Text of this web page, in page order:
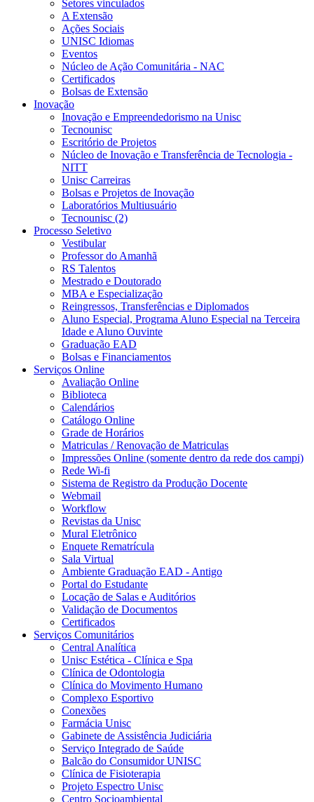
Setores vinculados
A Extensão
Ações Sociais
UNISC Idiomas
Eventos
Núcleo de Ação Comunitária - NAC
Certificados
Bolsas de Extensão
Inovação
Inovação e Empreendedorismo na Unisc
Tecnounisc
Escritório de Projetos
Núcleo de Inovação e Transferência de Tecnologia -
NITT
Unisc Carreiras
Bolsas e Projetos de Inovação
Laboratórios Multiusuário
Tecnounisc (2)
Processo Seletivo
Vestibular
Professor do Amanhã
RS Talentos
Mestrado e Doutorado
MBA e Especialização
Reingressos, Transferências e Diplomados
Aluno Especial, Programa Aluno Especial na Terceira
Idade e Aluno Ouvinte
Graduação EAD
Bolsas e Financiamentos
Serviços Online
Avaliação Online
Biblioteca
Calendários
Catálogo Online
Grade de Horários
Matriculas / Renovação de Matriculas
Impressões Online (somente dentro da rede dos campi)
Rede Wi-fi
Sistema de Registro da Produção Docente
Webmail
Workflow
Revistas da Unisc
Mural Eletrônico
Enquete Rematrícula
Sala Virtual
Ambiente Graduação EAD - Antigo
Portal do Estudante
Locação de Salas e Auditórios
Validação de Documentos
Certificados
Serviços Comunitários
Central Analítica
Unisc Estética - Clínica e Spa
Clínica de Odontologia
Clínica do Movimento Humano
Complexo Esportivo
Conexões
Farmácia Unisc
Gabinete de Assistência Judiciária
Serviço Integrado de Saúde
Balcão do Consumidor UNISC
Clínica de Fisioterapia
Projeto Espectro Unisc
Centro Socioambiental